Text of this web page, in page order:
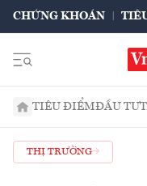
CHỨNG KHOÁN
TIÊU ĐIỂMĐẦU TƯ
THỊ TRƯỜNG